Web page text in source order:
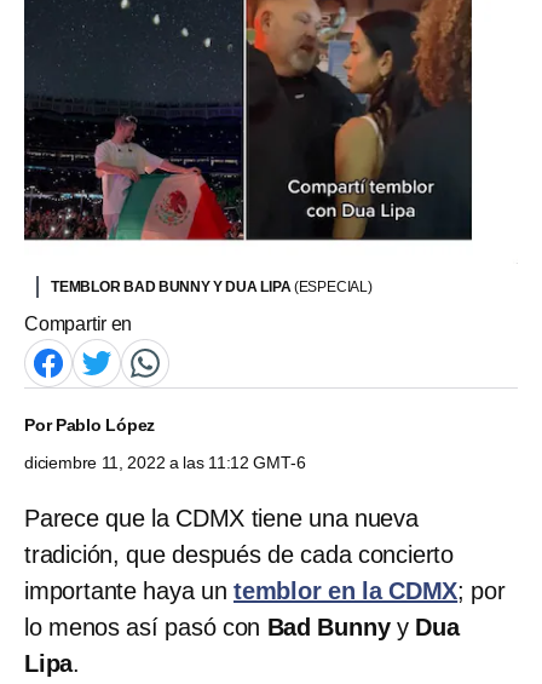
TEMBLOR BAD BUNNY Y DUA LIPA(ESPECIAL)
Compartir en
PorPablo López
diciembre 11, 2022 a las 11:12 GMT-6
Parece que la CDMX tiene una nueva
tradición, que después de cada concierto
importante haya untemblor en la CDMX; por
lo menos así pasó con Bad Bunnyy Dua
Lipa.